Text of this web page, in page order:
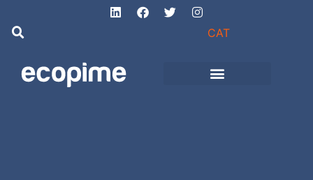
CAT